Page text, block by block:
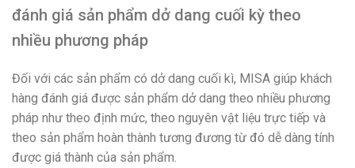
đánh giá sản phẩm dở dang cuối kỳ theo
nhiều phương pháp
Đối với các sản phẩm có dở dang cuối kì, MISA giúp khách
hàng đánh giá được sản phẩm dở dang theo nhiều phương
pháp như theo định mức, theo nguyên vật liệu trực tiếp và
theo sản phẩm hoàn thành tương đương từ đó dễ dàng tính
được giá thành của sản phẩm.